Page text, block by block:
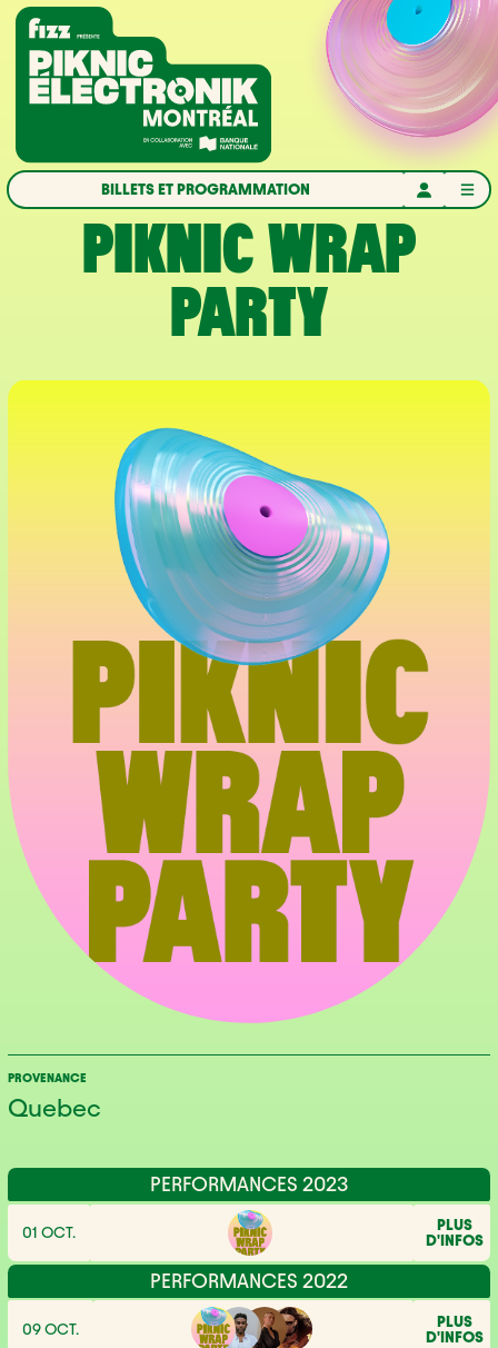
Aller à la navigation
Aller au contenu
Accueil
BILLETS ET PROGRAMMATION
PIKNIC WRAP
PARTY
PROVENANCE
Quebec
PERFORMANCES 2023
01 OCT.
PLUS
D'INFOS
PERFORMANCES 2022
09 OCT.
PLUS
D'INFOS